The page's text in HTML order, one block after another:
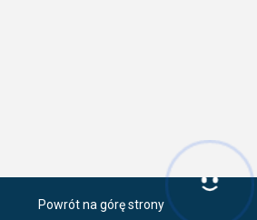
Powrót na górę strony